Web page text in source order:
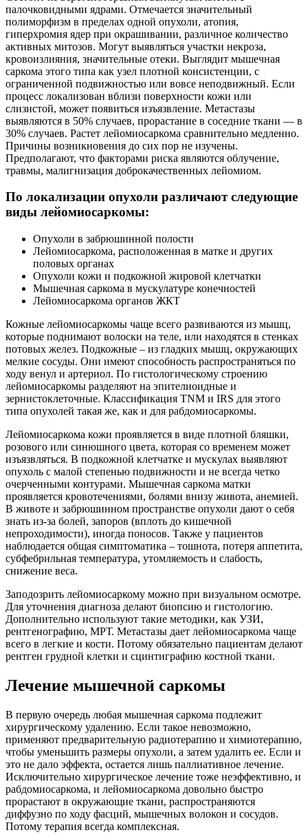
палочковидными ядрами. Отмечается значительный
полиморфизм в пределах одной опухоли, атопия,
гиперхромия ядер при окрашивании, различное количество
активных митозов. Могут выявляться участки некроза,
кровоизлияния, значительные отеки. Выглядит мышечная
саркома этого типа как узел плотной консистенции, с
ограниченной подвижностью или вовсе неподвижный. Если
процесс локализован вблизи поверхности кожи или
слизистой, может появиться изъязвление. Метастазы
выявляются в 50% случаев, прорастание в соседние ткани — в
30% случаев. Растет лейомиосаркома сравнительно медленно.
Причины возникновения до сих пор не изучены.
Предполагают, что факторами риска являются облучение,
травмы, малигнизация доброкачественных лейомиом.
По локализации опухоли различают следующие
виды лейомиосаркомы:
Опухоли в забрюшинной полости
Лейомиосаркома, расположенная в матке и других
половых органах
Опухоли кожи и подкожной жировой клетчатки
Мышечная саркома в мускулатуре конечностей
Лейомиосаркома органов ЖКТ
Кожные лейомиосаркомы чаще всего развиваются из мышц,
которые поднимают волоски на теле, или находятся в стенках
потовых желез. Подкожные – из гладких мышц, окружающих
мелкие сосуды. Они имеют способность распространяться по
ходу венул и артериол. По гистологическому строению
лейомиосаркомы разделяют на эпителиоидные и
зернистоклеточные. Классификация TNM и IRS для этого
типа опухолей такая же, как и для рабдомиосаркомы.
Лейомиосаркома кожи проявляется в виде плотной бляшки,
розового или синюшного цвета, которая со временем может
изъязвляться. В подкожной клетчатке и мускулах выявляют
опухоль с малой степенью подвижности и не всегда четко
очерченными контурами. Мышечная саркома матки
проявляется кровотечениями, болями внизу живота, анемией.
В животе и забрюшинном пространстве опухоли дают о себя
знать из-за болей, запоров (вплоть до кишечной
непроходимости), иногда поносов. Также у пациентов
наблюдается общая симптоматика – тошнота, потеря аппетита,
субфебрильная температура, утомляемость и слабость,
снижение веса.
Заподозрить лейомиосаркому можно при визуальном осмотре.
Для уточнения диагноза делают биопсию и гистологию.
Дополнительно используют такие методики, как УЗИ,
рентгенографию, МРТ. Метастазы дает лейомиосаркома чаще
всего в легкие и кости. Потому обязательно пациентам делают
рентген грудной клетки и сцинтиграфию костной ткани.
Лечение мышечной саркомы
В первую очередь любая мышечная саркома подлежит
хирургическому удалению. Если такое невозможно,
применяют предварительную радиотерапию и химиотерапию,
чтобы уменьшить размеры опухоли, а затем удалить ее. Если и
это не дало эффекта, остается лишь паллиативное лечение.
Исключительно хирургическое лечение тоже неэффективно, и
рабдомиосаркома, и лейомиосаркома довольно быстро
прорастают в окружающие ткани, распространяются
диффузно по ходу фасций, мышечных волокон и сосудов.
Потому терапия всегда комплексная.